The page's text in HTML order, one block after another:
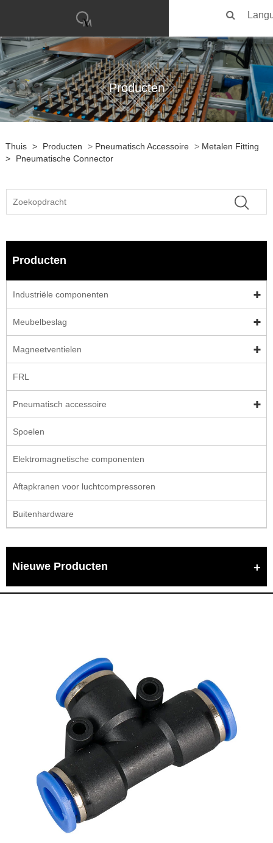
Producten
Thuis > Producten > Pneumatisch Accessoire > Metalen Fitting
>
Pneumatische Connector
Producten
Industriële componenten
Meubelbeslag
Magneetventielen
FRL
Pneumatisch accessoire
Spoelen
Elektromagnetische componenten
Aftapkranen voor luchtcompressoren
Buitenhardware
Nieuwe Producten